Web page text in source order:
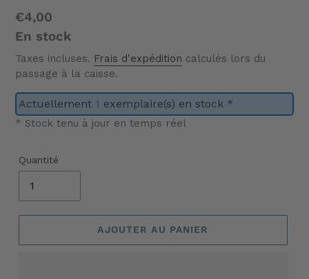
Prix
normal
€4,00
En stock
Taxes incluses. Frais d'expédition calculés lors du
passage à la caisse.
Actuellement 1 exemplaire(s) en stock *
* Stock tenu à jour en temps réel
Quantité
AJOUTER AU PANIER